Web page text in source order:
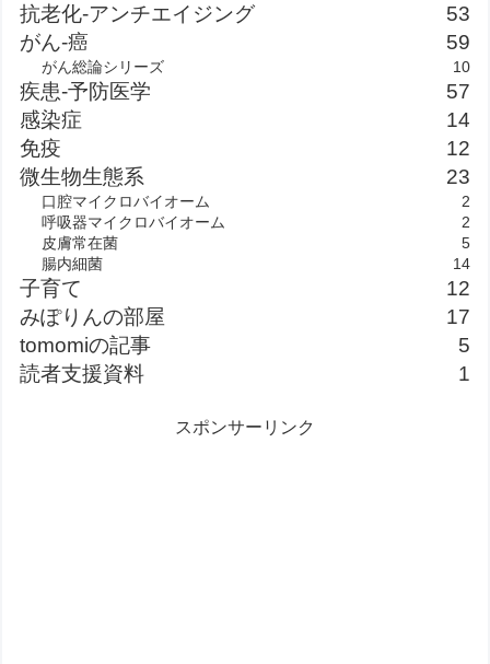
抗老化-アンチエイジング
53
がん-癌
59
がん総論シリーズ 10
疾患-予防医学
57
感染症
14
免疫
12
微生物生態系
23
口腔マイクロバイオーム
2
呼吸器マイクロバイオーム
2
皮膚常在菌
5
腸内細菌
14
子育て
12
みぽりんの部屋
17
tomomiの記事
5
読者支援資料
1
スポンサーリンク